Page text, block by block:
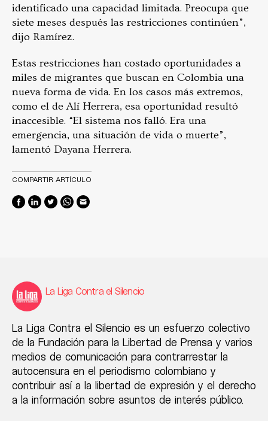
identificado una capacidad limitada. Preocupa que
siete meses después las restricciones continúen”,
dijo Ramírez.
Estas restricciones han costado oportunidades a
miles de migrantes que buscan en Colombia una
nueva forma de vida. En los casos más extremos,
como el de Alí Herrera, esa oportunidad resultó
inaccesible. “El sistema nos falló. Era una
emergencia, una situación de vida o muerte”,
lamentó Dayana Herrera.
COMPARTIR ARTÍCULO
La Liga Contra el Silencio
La Liga Contra el Silencio es un esfuerzo colectivo
de la Fundación para la Libertad de Prensa y varios
medios de comunicación para contrarrestar la
autocensura en el periodismo colombiano y
contribuir así a la libertad de expresión y el derecho
a la información sobre asuntos de interés público.